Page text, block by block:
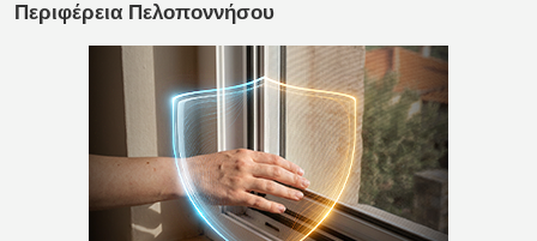
Περιφέρεια Πελοποννήσου